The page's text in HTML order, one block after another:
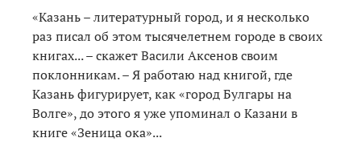
«Казань – литературный город, и я несколько
раз писал об этом тысячелетнем городе в своих
книгах... – скажет Васили Аксенов своим
поклонникам. – Я работаю над книгой, где
Казань фигурирует, как «город Булгары на
Волге», до этого я уже упоминал о Казани в
книге «Зеница ока»...